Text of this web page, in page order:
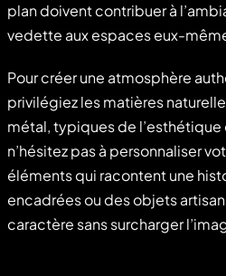
plan doivent contribuer à
vedette aux espaces eux-
Pour créer une atmosphère
privilégiez les matières
métal, typiques de l’esthétique
n’hésitez pas à personnaliser
éléments qui racontent une
encadrées ou des objets
caractère sans surcharger